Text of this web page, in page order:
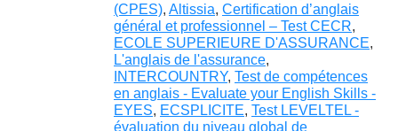
(CPES), Altissia, Certification d’anglais
général et professionnel – Test CECR,
ECOLE SUPERIEURE D'ASSURANCE,
L'anglais de l'assurance,
INTERCOUNTRY, Test de compétences
en anglais - Evaluate your English Skills -
EYES, ECSPLICITE, Test LEVELTEL -
évaluation du niveau global de